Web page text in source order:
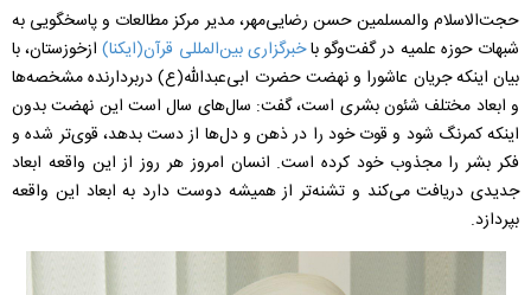
حجت‌الاسلام والمسلمین حسن رضایی‌مهر، مدیر مرکز مطالعات و پاسخگویی به
شبهات حوزه علمیه در گفت‌وگو باخبرگزاری بین‌المللی قرآن(ایکنا)ازخوزستان، با
بیان اینکه جریان عاشورا و نهضت حضرت ابی‌عبدالله(ع) دربردارنده مشخصه‌ها
و ابعاد مختلف شئون بشری است، گفت: سال‌های سال است این نهضت بدون
اینکه کمرنگ شود و قوت خود را در ذهن و دل‌ها از دست بدهد، قوی‌تر شده و
فکر بشر را مجذوب خود کرده است. انسان امروز هر روز از این واقعه ابعاد
جدیدی دریافت می‌کند و تشنه‌تر از همیشه دوست دارد به ابعاد این واقعه
بپردازد.